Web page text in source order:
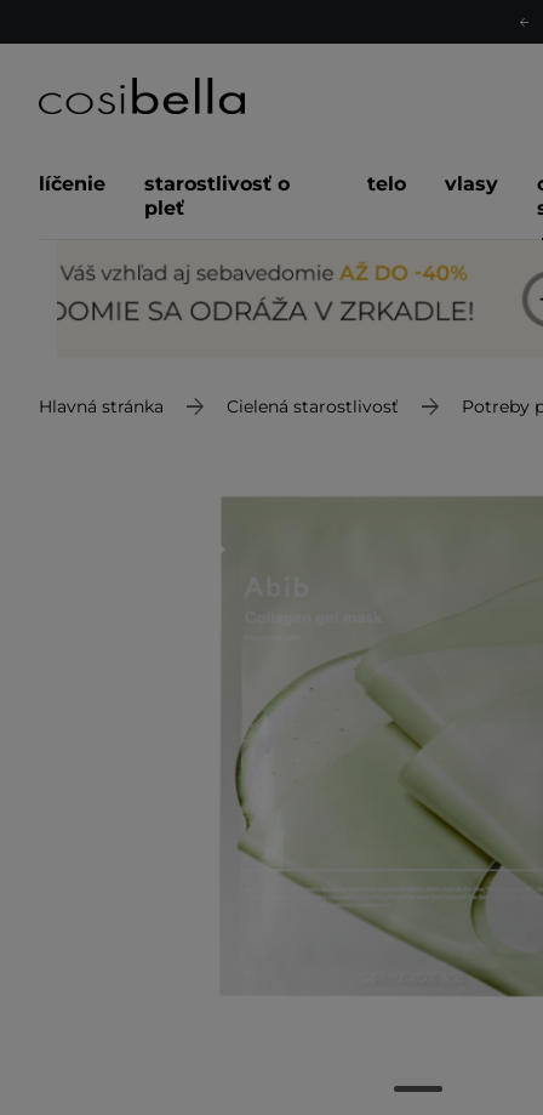
líčenie
starostlivosť o
pleť
telo vlasy
Hlavná stránka Cielená starostlivosť Potreby